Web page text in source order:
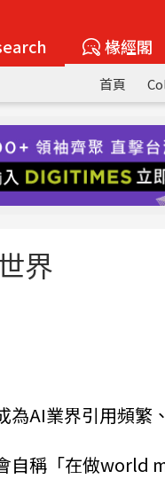
椽經閣
首頁
界
AI業界引用頻繁
自稱「在做world